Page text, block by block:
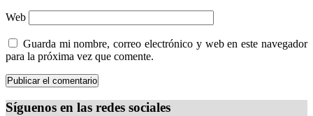
Web
Guarda mi nombre, correo electrónico y web en este navegador
para la próxima vez que comente.
Síguenos en las redes sociales